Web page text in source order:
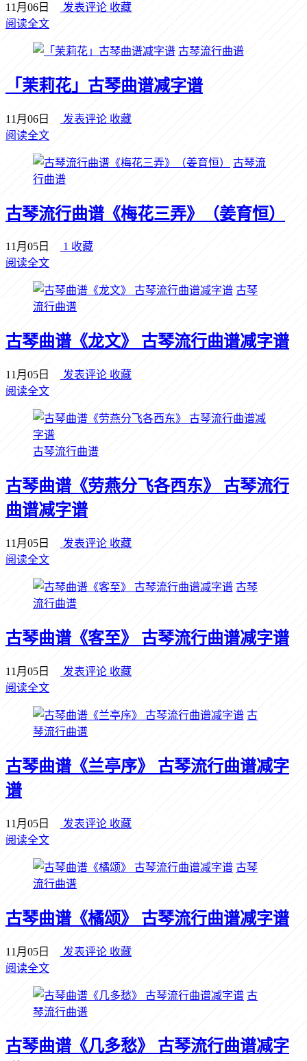
11月06日 发表评论 收藏
阅读全文
古琴流行曲谱
「茉莉花」古琴曲谱减字谱
11月06日 发表评论 收藏
阅读全文
古琴流
行曲谱
古琴流行曲谱《梅花三弄》（姜育恒）
11月05日 1 收藏
阅读全文
古琴
流行曲谱
古琴曲谱《龙文》 古琴流行曲谱减字谱
11月05日 发表评论 收藏
阅读全文
古琴流行曲谱
古琴曲谱《劳燕分飞各西东》 古琴流行
曲谱减字谱
11月05日 发表评论 收藏
阅读全文
古琴
流行曲谱
古琴曲谱《客至》 古琴流行曲谱减字谱
11月05日 发表评论 收藏
阅读全文
古
琴流行曲谱
古琴曲谱《兰亭序》 古琴流行曲谱减字
谱
11月05日 发表评论 收藏
阅读全文
古琴
流行曲谱
古琴曲谱《橘颂》 古琴流行曲谱减字谱
11月05日 发表评论 收藏
阅读全文
古
琴流行曲谱
古琴曲谱《几多愁》 古琴流行曲谱减字